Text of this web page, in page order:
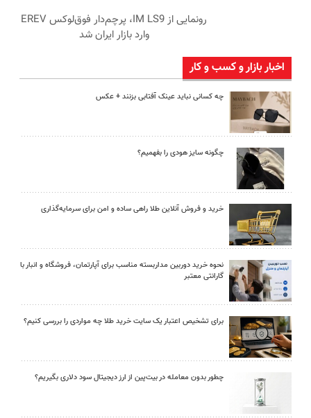
رونمایی از IM LS9، پرچم‌دار فوق‌لوکس EREV
وارد بازار ایران شد
اخبار بازار و کسب و کار
چه کسانی نباید عینک آفتابی بزنند + عکس
چگونه سایز هودی را بفهمیم؟
خرید و فروش آنلاین طلا راهی ساده و امن برای سرمایه‌گذاری
نحوه خرید دوربین مداربسته مناسب برای آپارتمان، فروشگاه و انبار با
گارانتی معتبر
برای تشخیص اعتبار یک سایت خرید طلا چه مواردی را بررسی کنیم؟
چطور بدون معامله در بیت‌پین از ارز دیجیتال سود دلاری بگیریم؟